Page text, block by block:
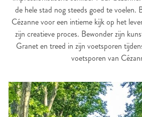
de hele stad nog steeds goed te voelen.
Cézanne voor een intieme kijk op het
zijn creatieve proces. Bewonder zijn
Granet en treed in zijn voetsporen
voetsporen van